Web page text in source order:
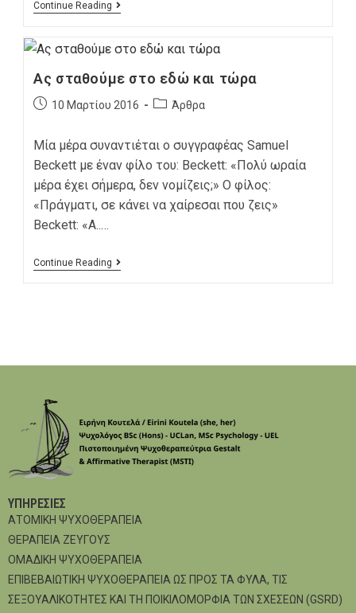
Continue Reading
Ας σταθούμε στο εδώ και τώρα
10 Μαρτίου 2016 Άρθρα
Μία μέρα συναντιέται ο συγγραφέας Samuel
Beckett με έναν φίλο του: Beckett: «Πολύ ωραία
μέρα έχει σήμερα, δεν νομίζεις;» Ο φίλος:
«Πράγματι, σε κάνει να χαίρεσαι που ζεις»
Beckett: «A..…
Continue Reading
ΥΠΗΡΕΣΊΕΣ
ΑΤΟΜΙΚΗ ΨΥΧΟΘΕΡΑΠΕΙΑ
ΘΕΡΑΠΕΙΑ ΖΕΥΓΟΥΣ
ΟΜΑΔΙΚΗ ΨΥΧΟΘΕΡΑΠΕΙΑ
ΕΠΙΒΕΒΑΙΩΤΙΚΗ ΨΥΧΟΘΕΡΑΠΕΙΑ ΩΣ ΠΡΟΣ ΤΑ ΦΥΛΑ, ΤΙΣ
ΣΕΞΟΥΑΛΙΚΟΤΗΤΕΣ ΚΑΙ ΤΗ ΠΟΙΚΙΛΟΜΟΡΦΙΑ ΤΩΝ ΣΧΕΣΕΩΝ (GSRD)